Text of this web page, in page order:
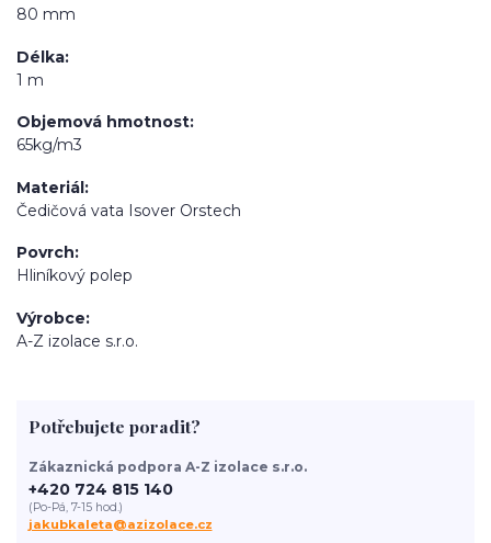
80 mm
Délka
1 m
Objemová hmotnost
65kg/m3
Materiál
Čedičová vata Isover Orstech
Povrch
Hliníkový polep
Výrobce
A-Z izolace s.r.o.
Potřebujete poradit?
Zákaznická podpora A-Z izolace s.r.o.
+420 724 815 140
(Po-Pá, 7-15 hod.)
jakubkaleta@azizolace.cz